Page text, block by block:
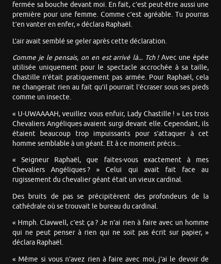
fermée sa bouche devant moi. En fait, c’est peut-être aussi une
première pour une femme. Comme c’est agréable. Tu pourras
t’en vanter en enfer, » déclara Raphaël.
L’air avait semblé se geler après cette déclaration.
Comme je le pensais, on en est arrivé là... Tch ! Avec une épée
utilisée uniquement pour le spectacle accrochée à sa taille,
Chastille n’était pratiquement pas armée. Pour Raphaël, cela
ne changerait rien au fait qu’il pourrait l’écraser sous ses pieds
comme un insecte.
« U-UWAAAAH, veuillez vous enfuir, Lady Chastille ! » Les trois
Chevaliers Angéliques avaient surgi devant elle. Cependant, ils
étaient beaucoup trop impuissants pour s’attaquer à cet
homme semblable à un géant. Et à ce moment précis...
« Seigneur Raphaël, que faites-vous exactement à mes
Chevaliers Angéliques ? » Celui qui avait fait face au
rugissement du chevalier géant était un vieux cardinal.
Des bruits de pas se précipitèrent des profondeurs de la
cathédrale où se trouvait le bureau du cardinal.
« Hmph. Clavwell, c’est ça ? Je n’ai rien à faire avec un homme
qui ne peut penser à rien qui ne soit pas écrit sur papier, »
déclara Raphaël.
« Même si vous n’avez rien à faire avec moi, j’ai le devoir de